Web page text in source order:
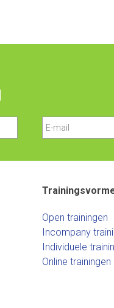
Open trainingen
Incompany
Individuele
Online trainingen